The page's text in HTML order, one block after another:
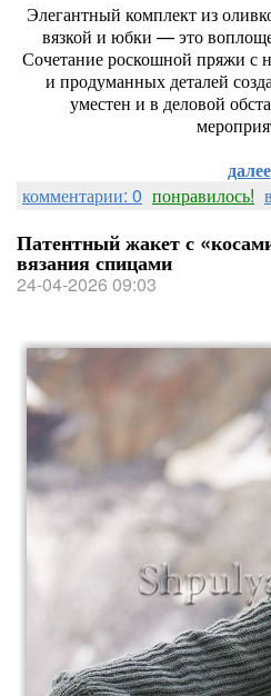
Элегантный комплект из
вязкой и юбки — это
Сочетание роскошной пряжи с
и продуманных деталей
уместен и в деловой
далее
комментарии: 0 понравилось!
Патентный жакет с
вязания спицами
24-04-2026 09:03